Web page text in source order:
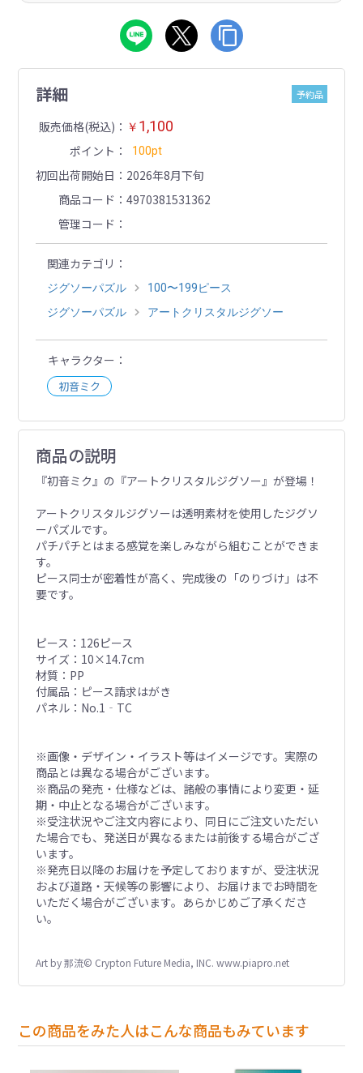
詳細 予約品
販売価格(税込) ￥ 1,100
ポイント 100pt
初回出荷開始日
2026年8月下旬
商品コード
4970381531362
管理コード
関連カテゴリ
ジグソーパズル
100〜199ピース
ジグソーパズル
アートクリスタルジグソー
キャラクター
初音ミク
商品の説明
『初音ミク』の『アートクリスタルジグソー』が登場！
アートクリスタルジグソーは透明素材を使用したジグソ
ーパズルです。
パチパチとはまる感覚を楽しみながら組むことができま
す。
ピース同士が密着性が高く、完成後の「のりづけ」は不
要です。
ピース：126ピース
サイズ：10×14.7cm
材質：PP
付属品：ピース請求はがき
パネル：No.1‐TC
※画像・デザイン・イラスト等はイメージです。実際の
商品とは異なる場合がございます。
※商品の発売・仕様などは、諸般の事情により変更・延
期・中止となる場合がございます。
※受注状況やご注文内容により、同日にご注文いただい
た場合でも、発送日が異なるまたは前後する場合がござ
います。
※発売日以降のお届けを予定しておりますが、受注状況
および道路・天候等の影響により、お届けまでお時間を
いただく場合がございます。あらかじめご了承くださ
い。
Art by 那流© Crypton Future Media, INC. www.piapro.net
この商品をみた人はこんな商品もみています